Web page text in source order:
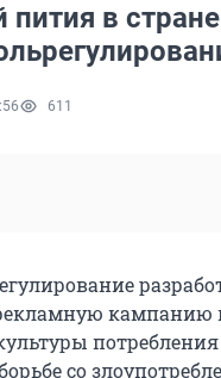
пития в
611
кампанию
потребления
со